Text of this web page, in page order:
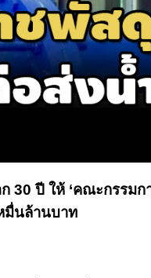
30 ปี ให้ ‘คณะกรรมก
มื่นล้านบาท